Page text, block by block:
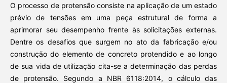
O processo de protensão consiste na aplicação de um estado
prévio de tensões em uma peça estrutural de forma a
aprimorar seu desempenho frente às solicitações externas.
Dentre os desafios que surgem no ato da fabricação e/ou
construção do elemento de concreto protendido e ao longo
de sua vida de utilização cita-se a determinação das perdas
de protensão. Segundo a NBR 6118:2014, o cálculo das